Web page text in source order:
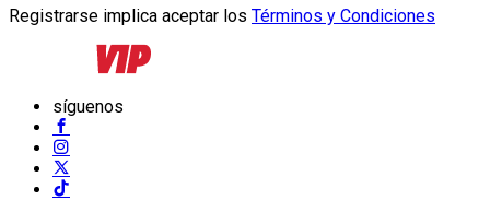
Registrarse implica aceptar los Términos y Condiciones
síguenos